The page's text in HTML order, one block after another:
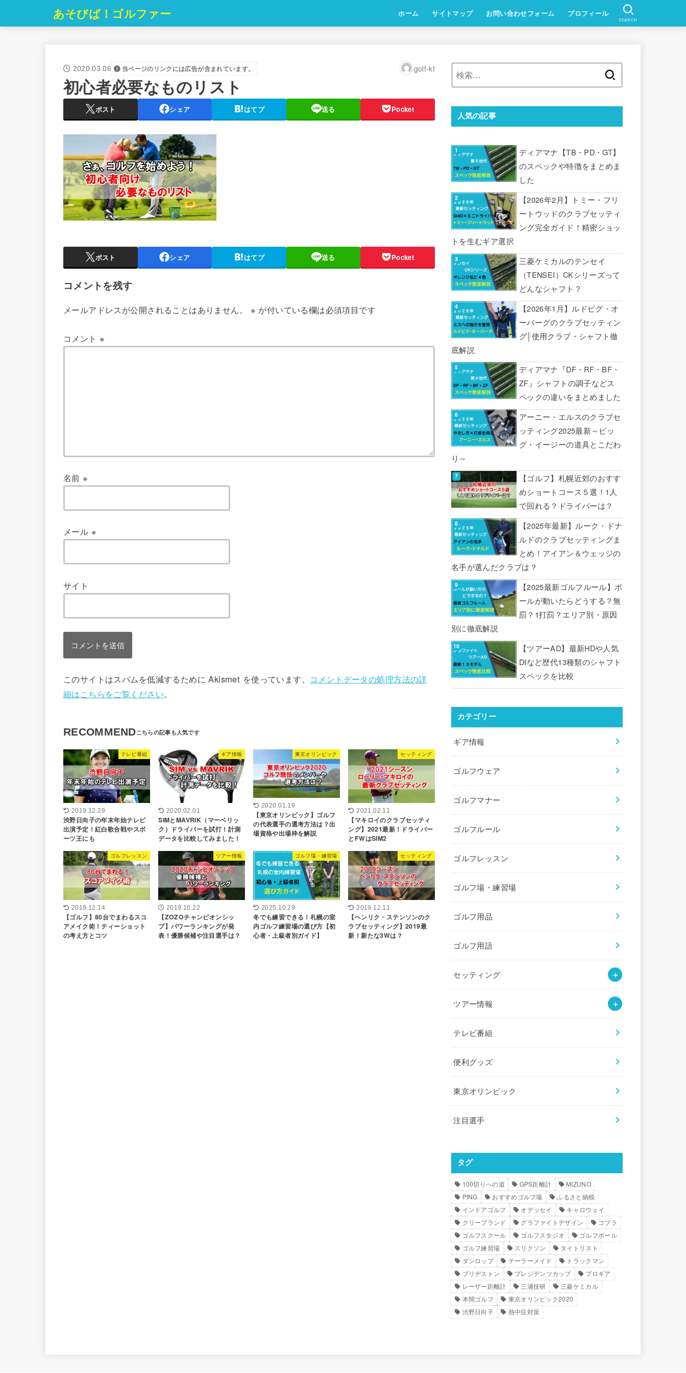
あそびば！ゴルファー ホーム サイトマップ お問い合わせフォーム プロフィール
SEARCH
2020.03.06 当ページのリンクには広告が含まれています。 golf-kt
初心者必要なものリスト
ポスト シェア はてブ 送る Pocket
ポスト シェア はてブ 送る Pocket
コメントを残す
メールアドレスが公開されることはありません。 ※ が付いている欄は必須項目です
コメント※
名前※
メール ※
サイト
このサイトはスパムを低減するために Akismet を使っています。 コメントデータの処理方法の詳
細はこちらをご覧ください。
RECOMMEND
テレビ番組
2019.12.29
渋野日向子の年末年始テレビ
出演予定！紅白歌合戦やスポ
ーツ王にも
ギア情報
2020.02.01
SIMとMAVRIK（マーベリッ
ク）ドライバーを試打！計測
データを比較してみました！
東京オリンピック
2020.01.19
【東京オリンピック】ゴルフ
の代表選手の選考方法は？出
場資格や出場枠を解説
セッティング
2021.02.11
【マキロイのクラブセッティ
ング】2021最新！ドライバー
とFWはSIM2
ゴルフレッスン
2019.12.14
【ゴルフ】80台でまわるスコ
アメイク術！ティーショット
の考え方とコツ
ツアー情報
2019.10.22
【ZOZOチャンピオンシッ
プ】パワーランキングが発
表！優勝候補や注目選手は？
ゴルフ場・練習場
2025.10.29
冬でも練習できる！札幌の室
内ゴルフ練習場の選び方【初
心者・上級者別ガイド】
セッティング
2019.12.11
【ヘンリク・ステンソンのク
ラブセッティング】2019最
新！新たな3Wは？
人気の記事
ディアマナ【TB・PD・GT】
のスペックや特徴をまとめま
した
【2026年2月】トミー・フリ
ートウッドのクラブセッティ
ング完全ガイド！精密ショッ
トを生むギア選択
三菱ケミカルのテンセイ
（TENSEI）CKシリーズって
どんなシャフト？
【2026年1月】ルドビグ・オ
ーバーグのクラブセッティン
グ│使用クラブ・シャフト徹
底解説
ディアマナ『DF・RF・BF・
ZF』シャフトの調子などス
ペックの違いをまとめました
アーニー・エルスのクラブセ
ッティング2025最新～ビッ
グ・イージーの道具とこだわ
り～
【ゴルフ】札幌近郊のおすす
めショートコース５選！1人
で回れる？ドライバーは？
【2025年最新】ルーク・ドナ
ルドのクラブセッティングま
とめ！アイアン＆ウェッジの
名手が選んだクラブは？
【2025最新ゴルフルール】ボ
ールが動いたらどうする？無
罰？1打罰？エリア別・原因
別に徹底解説
【ツアーAD】最新HDや人気
DIなど歴代13種類のシャフト
スペックを比較
カテゴリー
ギア情報
ゴルフウェア
ゴルフマナー
ゴルフルール
ゴルフレッスン
ゴルフ場・練習場
ゴルフ用品
ゴルフ用語
セッティング
ツアー情報
テレビ番組
便利グッズ
東京オリンピック
注目選手
タグ
100切りへの道 GPS距離計
MIZUNO
PING
おすすめゴルフ場
ふるさと納税
インドアゴルフ
オデッセイ
キャロウェイ
クリーブランド
グラファイトデザイン
コブラ
ゴルフスクール
ゴルフスタジオ
ゴルフボール
ゴルフ練習場
スリクソン
タイトリスト
ダンロップ
テーラーメイド
トラックマン
ブリヂストン
プレジデンツカップ
プロギア
レーザー距離計
三浦技研
三菱ケミカル
本間ゴルフ
東京オリンピック2020
渋野日向子
熱中症対策